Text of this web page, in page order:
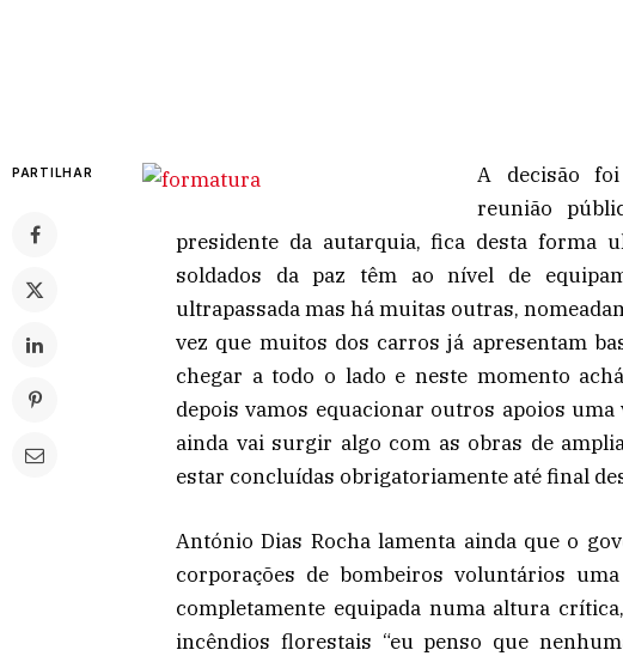
PARTILHAR
A decisão
reunião
presidente da autarquia, fica desta forma
soldados da paz têm ao nível de
ultrapassada mas há muitas outras,
vez que muitos dos carros já apresentam
chegar a todo o lado e neste momento
depois vamos equacionar outros apoios
ainda vai surgir algo com as obras de
estar concluídas obrigatoriamente até final
António Dias Rocha lamenta ainda que o
corporações de bombeiros voluntários
completamente equipada numa altura
incêndios florestais “eu penso que